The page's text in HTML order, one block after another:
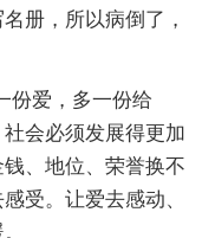
册，所以病倒了，
份爱，多一份给
会必须发展得更加
、地位、荣誉换不
受。让爱去感动、